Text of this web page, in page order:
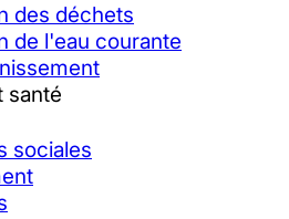
des déchets
de l'eau courante
santé
sociales